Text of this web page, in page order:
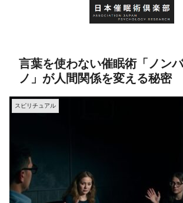
言葉を使わない催眠術「ノン
ノ」が人間関係を変える秘密
スピリチュアル